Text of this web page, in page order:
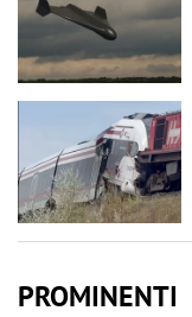
PROMINENTI